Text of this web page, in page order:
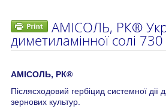
АМІСОЛЬ, РК®
диметиламінної солі
АМІСОЛЬ, РК®
Післясходовий гербіцид системної
зернових культур.